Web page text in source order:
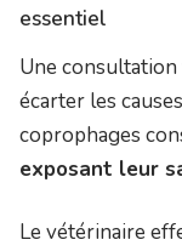
essentiel
Une
écarter les
coprophages
exposant leur
Le vétérinaire